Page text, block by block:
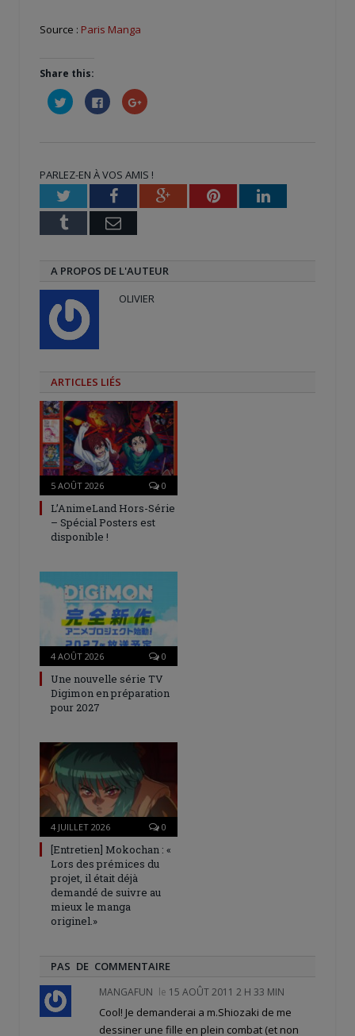
Source : Paris Manga
Share this:
Cliquez
pour
partager
nouvelle
fenêtre)
Cliquez
pour
partager
fenêtre)
Cliquez
pour
nouvelle
fenêtre)
PARLEZ-EN À VOS AMIS !
TwitterFacebookGoogle+PinterestLinkedIn
Tumblr Email
A PROPOS DE L'AUTEUR
OLIVIER
ARTICLES LIÉS
5 AOÛT 2026 0
L’AnimeLand Hors-Série
– Spécial Posters est
disponible !
4 AOÛT 2026 0
Une nouvelle série TV
Digimon en préparation
pour 2027
4 JUILLET 2026 0
[Entretien] Mokochan : «
Lors des prémices du
projet, il était déjà
demandé de suivre au
mieux le manga
originel.»
PAS DE COMMENTAIRE
MANGAFUN le 15 AOÛT 2011 2 H 33 MIN
Cool! Je demanderai a m.Shiozaki de me
dessiner une fille en plein combat (et non